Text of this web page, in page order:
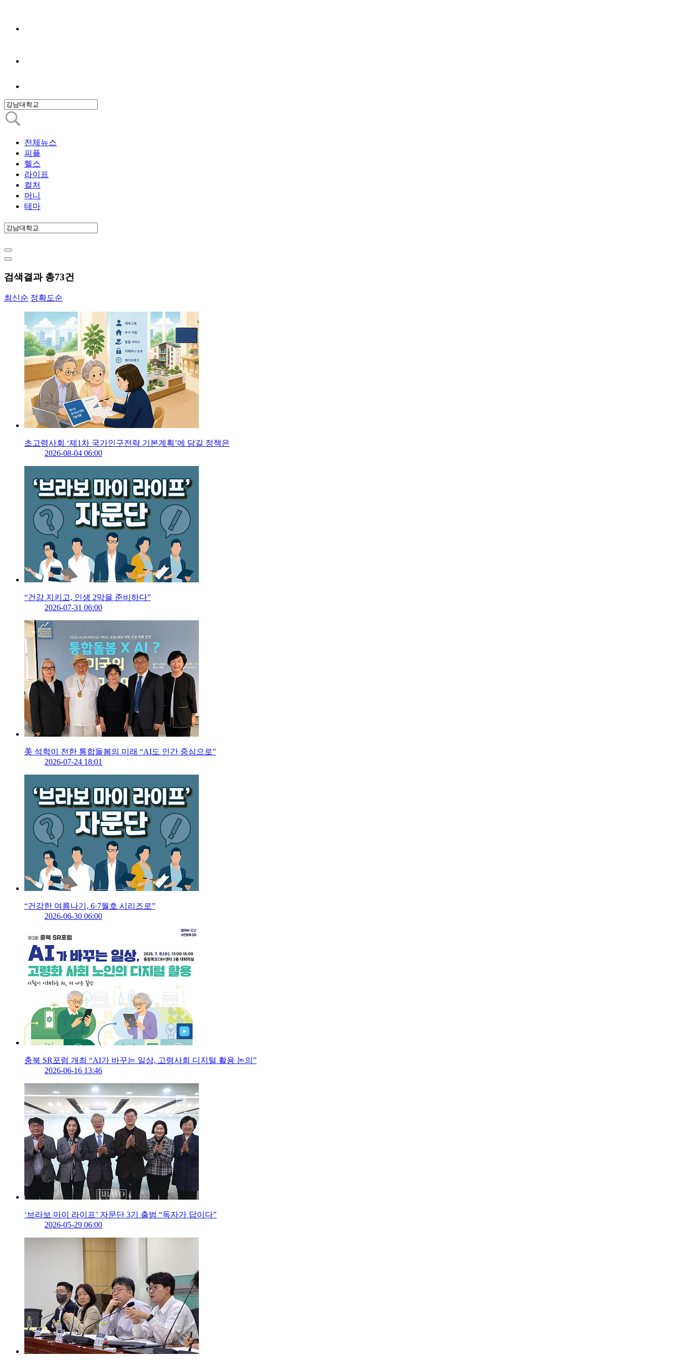
전체뉴스
피플
헬스
라이프
컬처
머니
테마
검색결과 총73건
최신순 정확도순
초고령사회 ‘제1차 국가인구전략 기본계획’에 담길 정책은
2026-08-04 06:00
“건강 지키고, 인생 2막을 준비하다”
2026-07-31 06:00
美 석학이 전한 통합돌봄의 미래 “AI도 인간 중심으로”
2026-07-24 18:01
“건강한 여름나기, 6·7월호 시리즈로”
2026-06-30 06:00
충북 SR포럼 개최 “AI가 바꾸는 일상, 고령사회 디지털 활용 논의”
2026-06-16 13:46
‘브라보 마이 라이프’ 자문단 3기 출범 “독자가 답이다”
2026-05-29 06:00